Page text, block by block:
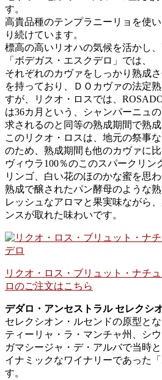
す。
高貴品種のテンプラニーリョを使
り続けています。
標高の高いリオハの気候を活かし
「ボデガス・エスクデロ」では、
それぞれのカヴァをしっかり熟成
を持っており、ＤＯカヴァの法定
すが、リクオ・ロスでは、
は36カ月という、シャンパーニュ
求されるのと同等の熟成期間で熟成
このリクオ・ロスは、地元の祭事
のため、熟成期間も他のカヴァに比
ヴィウラ100％のこのスパークリン
リンゴ、白い花のほのかな蜜を思
熟成で醸されたパン酵母のような
レッシュなアロマと果実味ながら
ンスが取れた味わいです。
リクオ・ロス・ブリュット・ナチ
ロのご注文はこちら
デダロ・アンセストラル セレクシ
セレクシオン・ルセンドの原型と
ティーリャ・ラ・マンチャ州、シ
ガマシージャ・デ・アルバで当時
イナミックなワイナリーであった
す。